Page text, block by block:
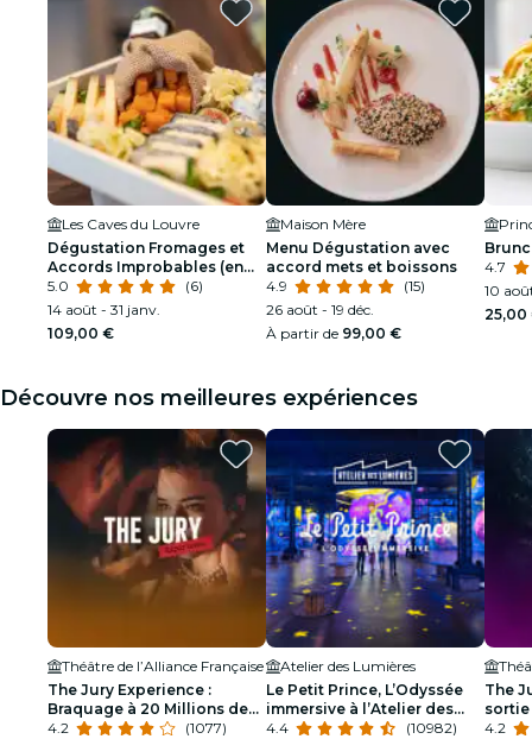
Les Caves du Louvre
Dégustation Fromages et
Accords Improbables (en
français)
5.0
(6)
14 août - 31 janv.
109,00 €
Maison Mère
Menu Dégustation avec
accord mets et boissons
4.9
(15)
26 août - 19 déc.
À partir de 99,00 €
4.7
10
25,00
Découvre nos meilleures expériences
Théâtre de l’Alliance Française
The Jury Experience :
Braquage à 20 Millions de
Dollars
4.2
(1077)
Atelier des Lumières
Le Petit Prince, L’Odyssée
immersive à l’Atelier des
Lumières
4.4
(10982)
The
sortie
4.2